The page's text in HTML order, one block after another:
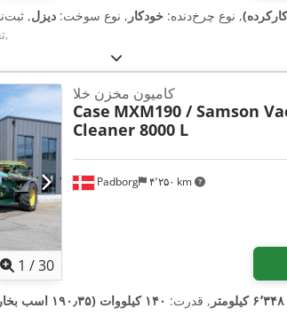
, نوع چرخ‌دنده: خودکار , نوع سوخت: دیزل,
,,
1 /30
Padborg ۴٬۲۵۰ km
کامیون مخزن خلا
Case MXM190 / Samson
Cleaner 8000 L
۶٬۳۴۸ کیلومتر , قدرت: ۱۴۰ کیلووات (۱۹۰٫۳۵ اسب بخار)